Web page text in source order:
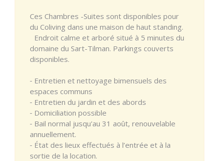
Ces Chambres -Suites sont disponibles pour
du Coliving dans une maison de haut standing.
Endroit calme et arboré situé à 5 minutes du
domaine du Sart-Tilman. Parkings couverts
disponibles.
⁃ Entretien et nettoyage bimensuels des
espaces communs
⁃ Entretien du jardin et des abords
⁃ Domiciliation possible
⁃ Bail normal jusqu'au 31 août, renouvelable
annuellement.
⁃ État des lieux effectués à l’entrée et à la
sortie de la location.